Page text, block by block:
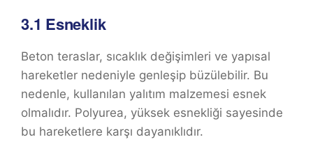
3.1 Esneklik
Beton teraslar, sıcaklık değişimleri ve yapısal
hareketler nedeniyle genleşip büzülebilir. Bu
nedenle, kullanılan yalıtım malzemesi esnek
olmalıdır. Polyurea, yüksek esnekliği sayesinde
bu hareketlere karşı dayanıklıdır.